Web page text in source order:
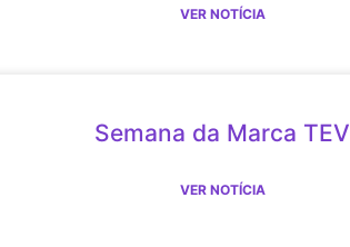
VER NOTÍCIA
Semana da Marca TEV
VER NOTÍCIA